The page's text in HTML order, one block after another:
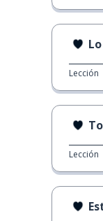
Lección
Lección